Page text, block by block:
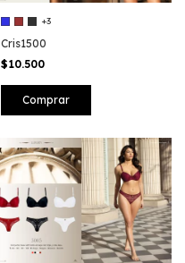
+3
Cris1500
$10.500
Comprar